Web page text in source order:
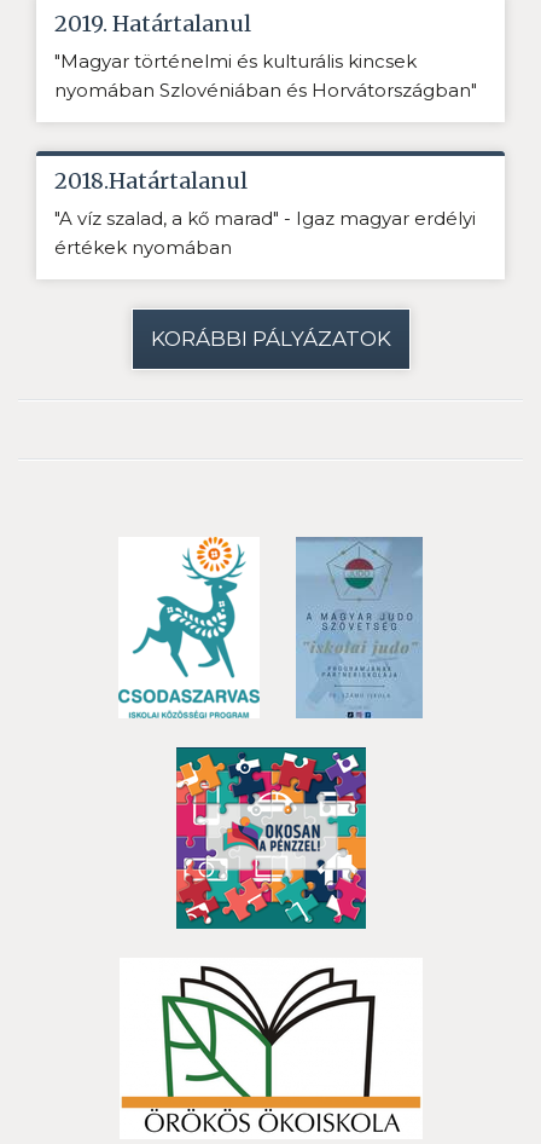
2019. Határtalanul
"Magyar történelmi és kulturális kincsek
nyomában Szlovéniában és Horvátországban"
2018.Határtalanul
"A víz szalad, a kő marad" - Igaz magyar erdélyi
értékek nyomában
KORÁBBI PÁLYÁZATOK